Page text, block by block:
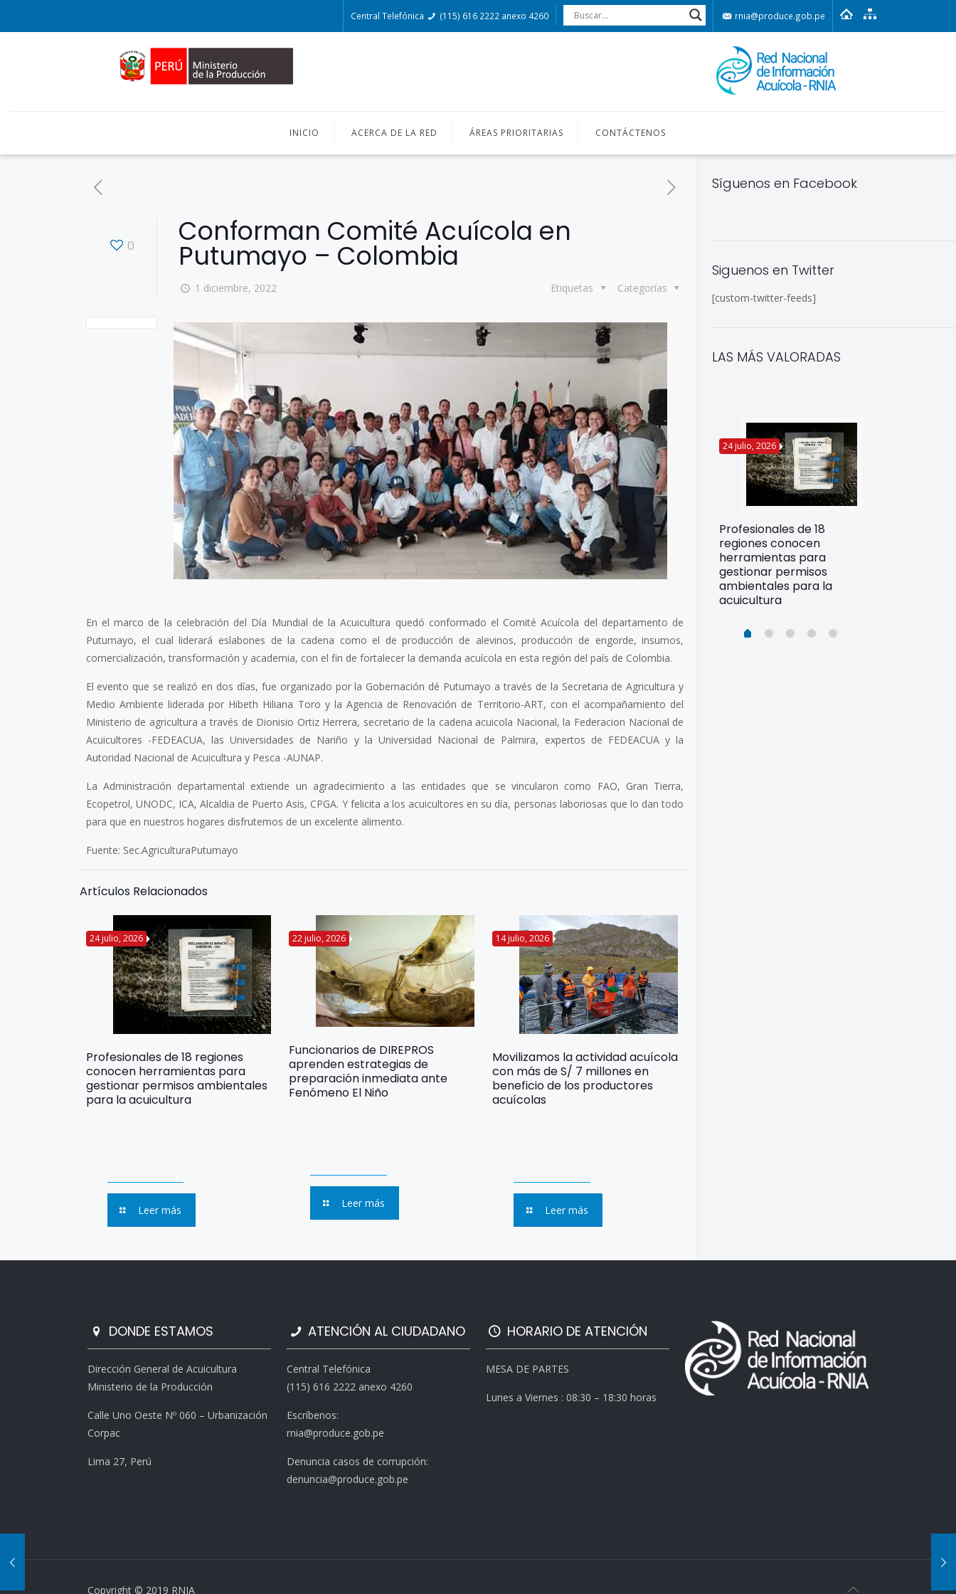
Central Telefónica (115) 616 2222 anexo 4260 rnia@produce.gob.pe
INICIO ACERCA DE LA RED ÁREAS PRIORITARIAS CONTÁCTENOS
0 Conforman Comité Acuícola en
Putumayo – Colombia
1 diciembre, 2022 Categorías
Etiquetas
En el marco de la celebración del Día Mundial de la Acuicultura quedó conformado el Comité Acuícola del departamento de
Putumayo, el cual liderará eslabones de la cadena como el de producción de alevinos, producción de engorde, insumos,
comercialización, transformación y academia, con el fin de fortalecer la demanda acuícola en esta región del país de Colombia.
El evento que se realizó en dos días, fue organizado por la Gobernación dé Putumayo a través de la Secretaria de Agricultura y
Medio Ambiente liderada por Hibeth Hiliana Toro y la Agencia de Renovación de Territorio-ART, con el acompañamiento del
Ministerio de agricultura a través de Dionisio Ortiz Herrera, secretario de la cadena acuicola Nacional, la Federacion Nacional de
Acuicultores -FEDEACUA, las Universidades de Nariño y la Universidad Nacional de Palmira, expertos de FEDEACUA y la
Autoridad Nacional de Acuicultura y Pesca -AUNAP.
La Administración departamental extiende un agradecimiento a las entidades que se vincularon como FAO, Gran Tierra,
Ecopetrol, UNODC, ICA, Alcaldia de Puerto Asis, CPGA. Y felicita a los acuicultores en su día, personas laboriosas que lo dan todo
para que en nuestros hogares disfrutemos de un excelente alimento.
Fuente: Sec.AgriculturaPutumayo
Artículos Relacionados
24 julio, 2026
Profesionales de 18 regiones
conocen herramientas para
gestionar permisos ambientales
para la acuicultura
Leer más
22 julio, 2026
Funcionarios de DIREPROS
aprenden estrategias de
preparación inmediata ante
Fenómeno El Niño
Leer más
14 julio, 2026
Movilizamos la actividad acuícola
con más de S/ 7 millones en
beneficio de los productores
acuícolas
Leer más
Síguenos en Facebook
Siguenos en Twitter
[custom-twitter-feeds]
LAS MÁS VALORADAS
8 julio, 2026
Más de 30 expertos
generan acuerdos para
lograr acuicultura
sostenible y resiliente en
24 julio, 2026
Profesionales de 18
regiones conocen
herramientas para
gestionar permisos
ambientales para la
acuicultura
DONDE ESTAMOS
Dirección General de Acuicultura
Ministerio de la Producción
Calle Uno Oeste Nº 060 – Urbanización
Corpac
Lima 27, Perú
ATENCIÓN AL CIUDADANO
Central Telefónica
(115) 616 2222 anexo 4260
Escríbenos:
rnia@produce.gob.pe
Denuncia casos de corrupción:
denuncia@produce.gob.pe
HORARIO DE ATENCIÓN
MESA DE PARTES
Lunes a Viernes : 08:30 – 18:30 horas
Copyright © 2019 RNIA